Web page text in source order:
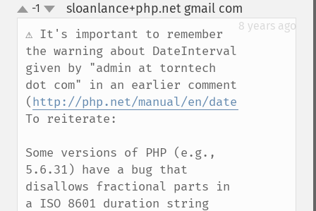
up
down
-1 sloanlance+php.net gmail com
8 years ago
⚠️ It's important to remember
the warning about DateInterval
given by "admin at torntech
dot com" in an earlier comment
(http://php.net/manual/en/
To reiterate:
Some versions of PHP (e.g.,
5.6.31) have a bug that
disallows fractional parts in
a ISO 8601 duration string